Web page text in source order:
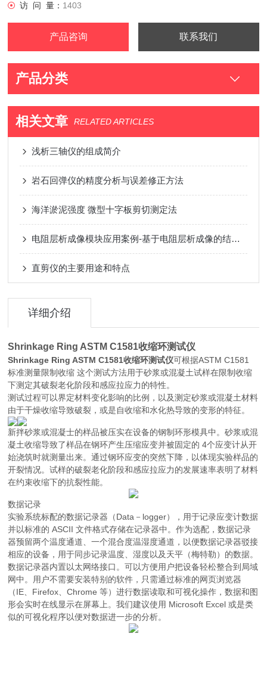
访 问 量： 1403
产品咨询 联系我们
产品分类
相关文章 RELATED ARTICLES
浅析三轴仪的组成简介
岩石回弹仪的精度分析与误差修正方法
海洋淤泥强度 微型十字板剪切测定法
电阻层析成像模块应用案例-基于电阻层析成像的结构钢电阻率检测研究
直剪仪的主要用途和特点
详细介绍
Shrinkage Ring ASTM C1581收缩环测试仪
Shrinkage Ring ASTM C1581收缩环测试仪可根据ASTM C1581
标准测量限制收缩 这个测试方法用于砂浆或混凝土试样在限制收缩
下测定其破裂老化阶段和感应拉应力的特性。
测试过程可以界定材料变化影响的比例，以及测定砂浆或混凝土材料
由于干燥收缩导致破裂，或是自收缩和水化热导致的变形的特征。
新拌砂浆或混凝士的样品被压实在设备的钢制环形模具中。砂浆或混
凝土收缩导致了样品在钢环产生压缩应变并被固定的 4个应变计从开
始浇筑时就测量出来。通过钢环应变的突然下降，以体现实验样品的
开裂情况。试样的破裂老化阶段和感应拉应力的发展速率表明了材料
在约束收缩下的抗裂性能。
数据记录
实验系统标配的数据记录器（Data－logger），用于记录应变计数据
并以标准的 ASCII 文件格式存储在记录器中。作为选配，数据记录
器预留两个温度通道、一个混合度温湿度通道，以便数据记录器驳接
相应的设备，用于同步记录温度、湿度以及天平（梅特勒）的数据。
数据记录器内置以太网络接口。可以方便用户把设备轻松整合到局域
网中。用户不需要安装特别的软件，只需通过标准的网页浏览器
（IE、Firefox、Chrome 等）进行数据读取和可视化操作，数据和图
形会实时在线显示在屏幕上。我们建议使用 Microsoft Excel 或是类
似的可视化程序以便对数据进一步的分析。